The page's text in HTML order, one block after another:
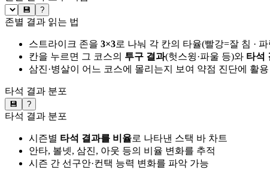
💾 ?
존별 결과 읽는 법
스트라이크 존을 3×3로 나눠 각 칸의 타율(빨강=잘 침 ·
칸을 누르면 그 코스의 투구 결과(헛스윙·파울 등)와 타석
삼진·병살이 어느 코스에 몰리는지 보여 약점 진단에 활용
타석 결과 분포
💾 ?
타석 결과 분포
시즌별 타석 결과를 비율로 나타낸 스택 바 차트
안타, 볼넷, 삼진, 아웃 등의 비율 변화를 추적
시즌 간 선구안·컨택 능력 변화를 파악 가능